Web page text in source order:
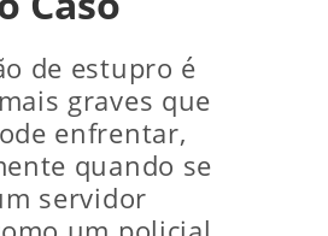
de estupro é
graves que
enfrentar,
quando se
servidor